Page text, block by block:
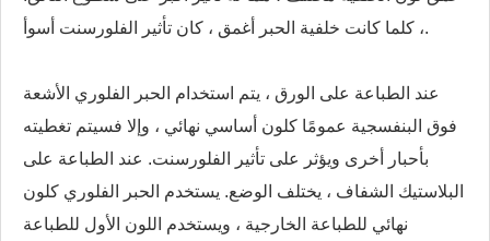
، كلما كانت خلفية الحبر أغمق ، كان تأثير الفلورسنت أسوأ.
عند الطباعة على الورق ، يتم استخدام الحبر الفلوري الأشعة
فوق البنفسجية عمومًا كلون أساسي نهائي ، وإلا فسيتم تغطيته
بأحبار أخرى ويؤثر على تأثير الفلورسنت. عند الطباعة على
البلاستيك الشفاف ، يختلف الوضع. يستخدم الحبر الفلوري كلون
نهائي للطباعة الخارجية ، ويستخدم اللون الأول للطباعة